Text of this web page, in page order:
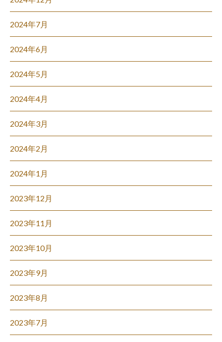
2024年7月
2024年6月
2024年5月
2024年4月
2024年3月
2024年2月
2024年1月
2023年12月
2023年11月
2023年10月
2023年9月
2023年8月
2023年7月